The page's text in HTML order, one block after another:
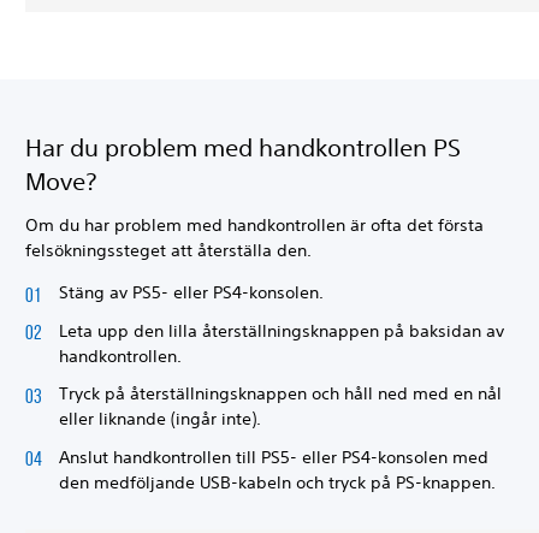
Har du problem med handkontrollen PS
Move?
Om du har problem med handkontrollen är ofta det första
felsökningssteget att återställa den.
Stäng av PS5- eller PS4-konsolen.
Leta upp den lilla återställningsknappen på baksidan av
handkontrollen.
Tryck på återställningsknappen och håll ned med en nål
eller liknande (ingår inte).
Anslut handkontrollen till PS5- eller PS4-konsolen med
den medföljande USB-kabeln och tryck på PS-knappen.